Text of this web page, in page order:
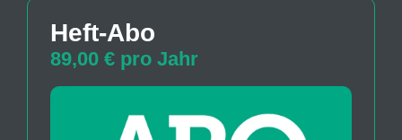
Heft-Abo
89,00 € pro Jahr